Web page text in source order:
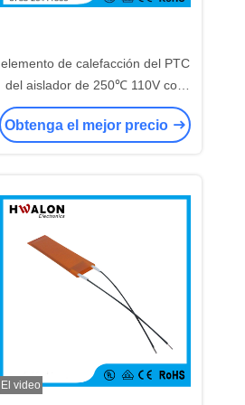
elemento de calefacción del PTC
del aislador de 250℃ 110V con
Shell de aluminio
Obtenga el mejor precio
El video